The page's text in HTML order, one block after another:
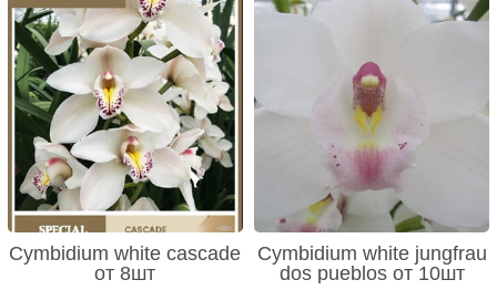
Cymbidium white cascade
от 8шт
Cymbidium white jungfrau
dos pueblos от 10шт